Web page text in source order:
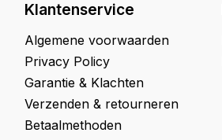
Klantenservice
Algemene voorwaarden
Privacy Policy
Garantie & Klachten
Verzenden & retourneren
Betaalmethoden